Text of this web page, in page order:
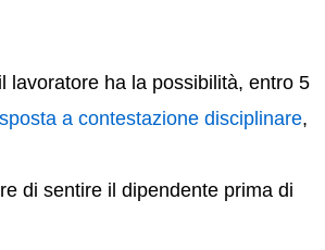
lavoratore ha la possibilità, entro 5
a contestazione disciplinare,
di sentire il dipendente prima di